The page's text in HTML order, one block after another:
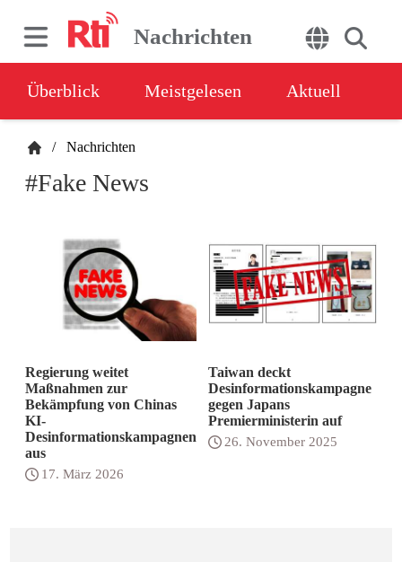
Nachrichten
Überblick Meistgelesen Aktuell
/ Nachrichten
#Fake News
Regierung weitet
Maßnahmen zur
Bekämpfung von Chinas
KI-
Desinformationskampagnen
aus
17. März 2026
Taiwan deckt
Desinformationskampagne
gegen Japans
Premierministerin auf
26. November 2025